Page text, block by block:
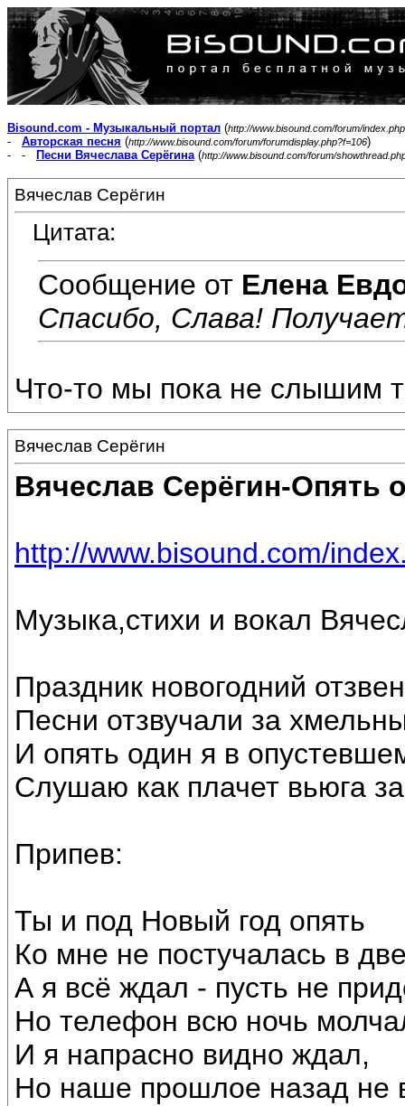
Bisound.com - Музыкальный портал (http://www.bisound.com/forum/index.php
- Авторская песня (http://www.bisound.com/forum/forumdisplay.php?f=106)
- -
Песни Вячеслава Серёгина(http://www.bisound.com/forum/
Вячеслав Серёгин
Цитата:
Сообщение от Елена
Спасибо, Слава!
Что-то мы пока не слышим
Вячеслав Серёгин
Вячеслав Серёгин-Опять
http://www.bisound.com/
Музыка,стихи и вокал
Праздник новогодний
Песни отзвучали за
И опять один я в
Слушаю как плачет вьюга
Припев:
Ты и под Новый год опять
Ко мне не постучалась в
А я всё ждал - пусть не
Но телефон всю ночь
И я напрасно видно ждал,
Но наше прошлое назад не